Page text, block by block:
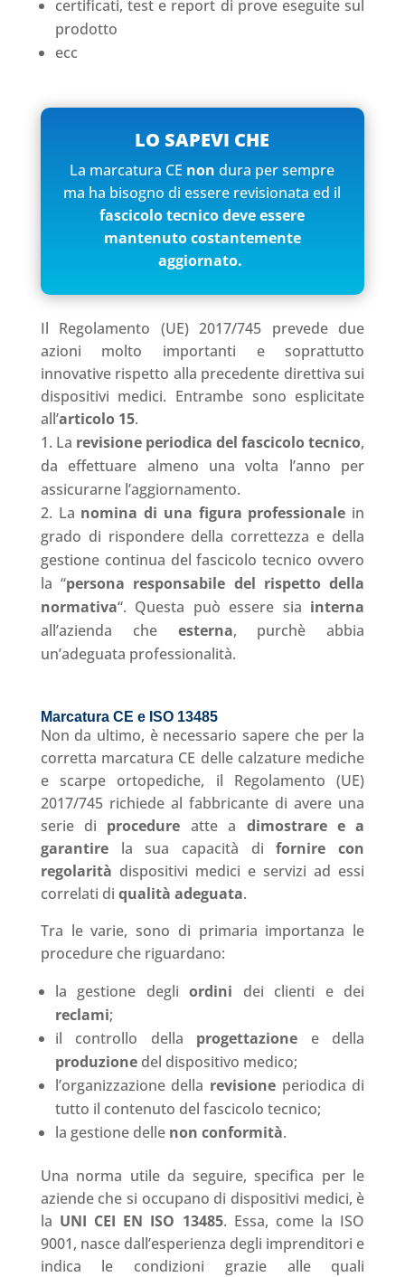
certificati, test e report di prove eseguite sul
prodotto
ecc
LO SAPEVI CHE
La marcatura CE non dura per sempre
ma ha bisogno di essere revisionata ed il
fascicolo tecnico deve essere
mantenuto costantemente
aggiornato.
Il Regolamento (UE) 2017/745 prevede due
azioni molto importanti e soprattutto
innovative rispetto alla precedente direttiva sui
dispositivi medici. Entrambe sono esplicitate
all’articolo 15.
La revisione periodica del fascicolo tecnico,
da effettuare almeno una volta l’anno per
assicurarne l’aggiornamento.
La nomina di una figura professionale in
grado di rispondere della correttezza e della
gestione continua del fascicolo tecnico ovvero
la “persona responsabile del rispetto della
normativa“. Questa può essere sia interna
all’azienda che esterna, purchè abbia
un’adeguata professionalità.
Marcatura CE e ISO 13485
Non da ultimo, è necessario sapere che per la
corretta marcatura CE delle calzature mediche
e scarpe ortopediche, il Regolamento (UE)
2017/745 richiede al fabbricante di avere una
serie di procedure atte a dimostrare e a
garantirela sua capacità difornire con
regolarità dispositivi medici e servizi ad essi
correlati di qualità adeguata.
Tra le varie, sono di primaria importanza le
procedure che riguardano:
la gestione degliordini dei clienti e dei
reclami;
il controllo della progettazione e della
produzionedel dispositivo medico;
l’organizzazione della revisione periodica di
tutto il contenuto del fascicolo tecnico;
la gestione delle non conformità.
Una norma utile da seguire, specifica per le
aziende che si occupano di dispositivi medici, è
la UNI CEI EN ISO 13485. Essa, come la ISO
9001, nascedall’esperienza degli imprenditori e
indica le condizioni grazie alle quali